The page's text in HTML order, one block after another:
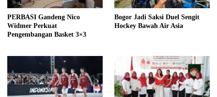
PERBASI Gandeng Nico
Widmer Perkuat
Pengembangan Basket 3×3
Bogor Jadi Saksi Duel Sengit
Hockey Bawah Air Asia